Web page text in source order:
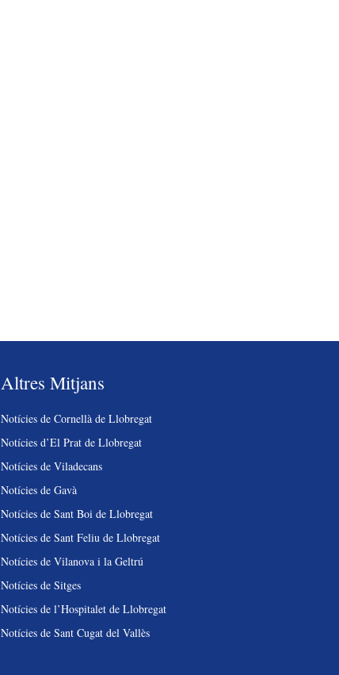
Altres Mitjans
Notícies de Cornellà de Llobregat
Notícies d’El Prat de Llobregat
Notícies de Viladecans
Notícies de Gavà
Notícies de Sant Boi de Llobregat
Notícies de Sant Feliu de Llobregat
Notícies de Vilanova i la Geltrú
Notícies de Sitges
Notícies de l’Hospitalet de Llobregat
Notícies de Sant Cugat del Vallès